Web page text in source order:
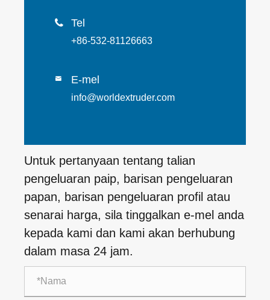
 Tel
+86-532-81126663
 E-mel
info@worldextruder.com
Untuk pertanyaan tentang talian
pengeluaran paip, barisan pengeluaran
papan, barisan pengeluaran profil atau
senarai harga, sila tinggalkan e-mel anda
kepada kami dan kami akan berhubung
dalam masa 24 jam.